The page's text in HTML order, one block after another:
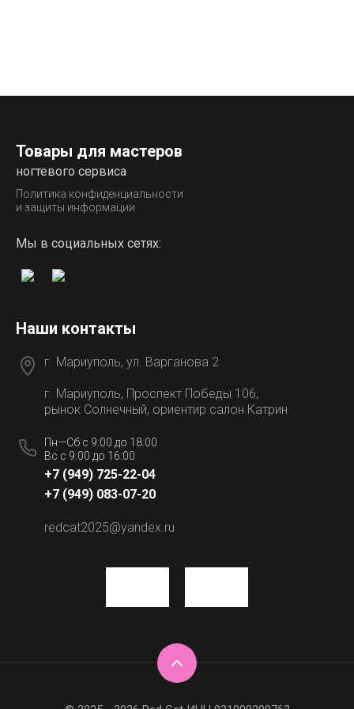
Товары для мастеров
ногтевого сервиса
Политика конфиденциальности
и защиты информации
Мы в социальных сетях:
Наши контакты
г. Мариуполь, ул. Варганова 2
г. Мариуполь, Проспект Победы 106,
рынок Солнечный, ориентир салон Катрин
Пн—Сб с 9:00 до 18:00
Вс с 9:00 до 16:00
+7 (949) 725-22-04
+7 (949) 083-07-20
redcat2025@yandex.ru